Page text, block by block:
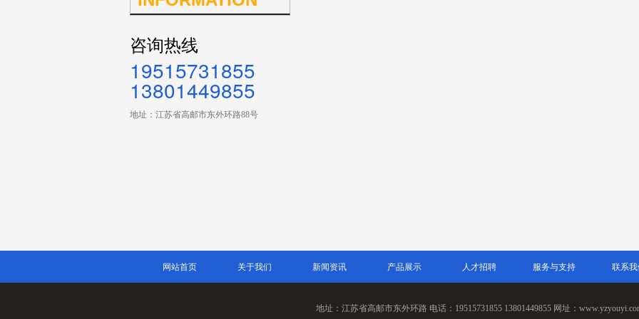
咨询热线
19515731855
13801449855
地址：江苏省高邮市东外环路88号
网站首页 关于我们 新闻资讯 产品展示 人才招聘 服务与支持 联系我
地址：江苏省高邮市东外环路 电话：19515731855 13801449855 网址：